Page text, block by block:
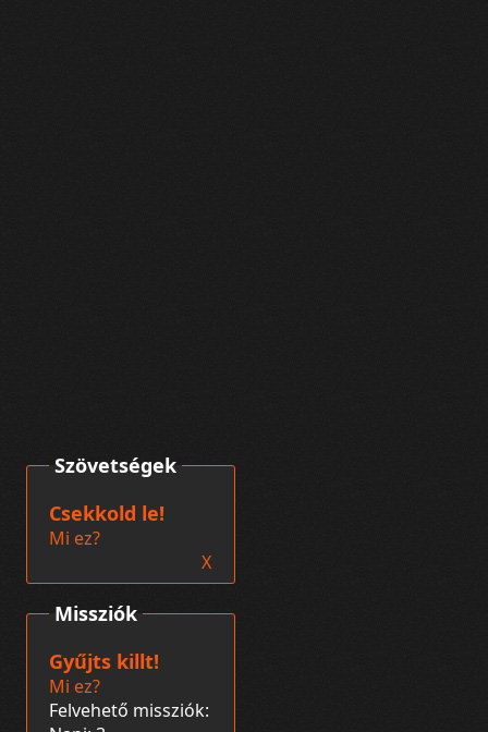
Missziók
Gyűjts killt!
Mi ez?
Felvehető missziók:
Szövetségek
Csekkold le!
Mi ez?
X